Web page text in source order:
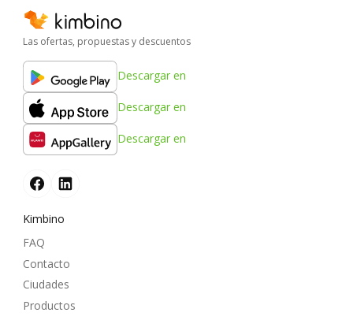
Las ofertas, propuestas y descuentos
Descargar en
Descargar en
Descargar en
Kimbino
FAQ
Contacto
Ciudades
Productos